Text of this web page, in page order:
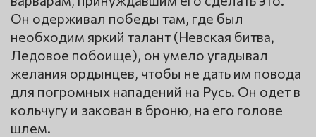
Он одерживал победы там, где был
необходим яркий талант (Невская битва,
Ледовое побоище), он умело угадывал
желания ордынцев, чтобы не дать им повода
для погромных нападений на Русь. Он одет в
кольчугу и закован в броню, на его голове
шлем.